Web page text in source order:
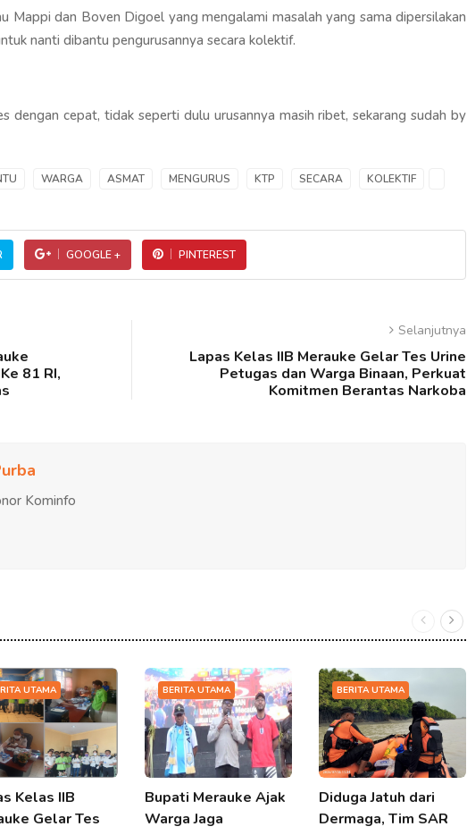
Mappi dan Boven Digoel yang mengalami masalah yang sama dipersilakan
nanti dibantu pengurusannya secara kolektif.
dengan cepat, tidak seperti dulu urusannya masih ribet, sekarang sudah by
WARGA ASMAT MENGURUS KTP SECARA KOLEKTIF
GOOGLE + PINTEREST
81 RI,
Selanjutnya
Lapas Kelas IIB Merauke Gelar Tes Urine
Petugas dan Warga Binaan, Perkuat
Komitmen Berantas Narkoba
Kominfo
UTAMA
Kelas IIB
Gelar Tes
BERITA UTAMA
Bupati Merauke Ajak
Warga Jaga
BERITA UTAMA
Diduga Jatuh dari
Dermaga, Tim SAR